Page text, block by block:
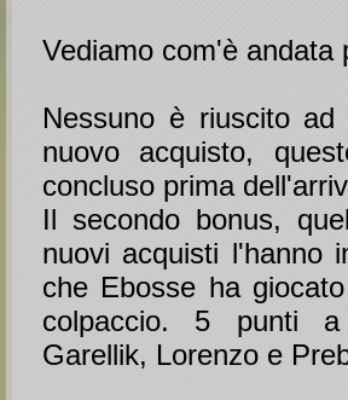
Vediamo com'è andata
Nessuno è riuscito
nuovo acquisto,
concluso prima
Il secondo bonus,
nuovi acquisti l'hanno
che Ebosse ha
colpaccio. 5 punti a
Garellik, Lorenzo e